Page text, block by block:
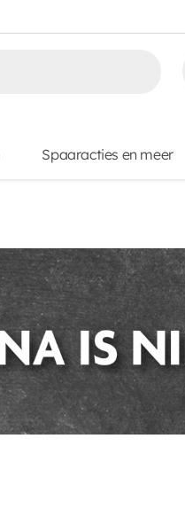
Spaaracties en meer